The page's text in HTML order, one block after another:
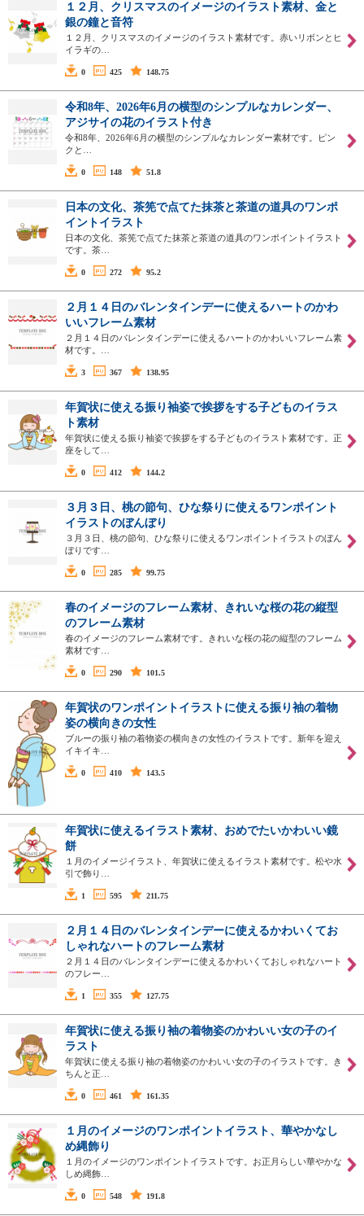
１２月、クリスマスのイメージのイラスト素材、金と
銀の鐘と音符
１２月、クリスマスのイメージのイラスト素材です。赤いリボンとヒ
イラギの…
0 425 148.75
令和8年、2026年6月の横型のシンプルなカレンダー、
アジサイの花のイラスト付き
令和8年、2026年6月の横型のシンプルなカレンダー素材です。ピン
クと…
0 148 51.8
日本の文化、茶筅で点てた抹茶と茶道の道具のワンポ
イントイラスト
日本の文化、茶筅で点てた抹茶と茶道の道具のワンポイントイラスト
です。茶…
0 272 95.2
２月１４日のバレンタインデーに使えるハートのかわ
いいフレーム素材
２月１４日のバレンタインデーに使えるハートのかわいいフレーム素
材です。…
3 367 138.95
年賀状に使える振り袖姿で挨拶をする子どものイラス
ト素材
年賀状に使える振り袖姿で挨拶をする子どものイラスト素材です。正
座をして…
0 412 144.2
３月３日、桃の節句、ひな祭りに使えるワンポイント
イラストのぼんぼり
３月３日、桃の節句、ひな祭りに使えるワンポイントイラストのぼん
ぼりです…
0 285 99.75
春のイメージのフレーム素材、きれいな桜の花の縦型
のフレーム素材
春のイメージのフレーム素材です。きれいな桜の花の縦型のフレーム
素材です…
0 290 101.5
年賀状のワンポイントイラストに使える振り袖の着物
姿の横向きの女性
ブルーの振り袖の着物姿の横向きの女性のイラストです。新年を迎え
イキイキ…
0 410 143.5
年賀状に使えるイラスト素材、おめでたいかわいい鏡
餅
１月のイメージイラスト、年賀状に使えるイラスト素材です。松や水
引で飾り…
1 595 211.75
２月１４日のバレンタインデーに使えるかわいくてお
しゃれなハートのフレーム素材
２月１４日のバレンタインデーに使えるかわいくておしゃれなハート
のフレー…
1 355 127.75
年賀状に使える振り袖の着物姿のかわいい女の子のイ
ラスト
年賀状に使える振り袖の着物姿のかわいい女の子のイラストです。き
ちんと正…
0 461 161.35
１月のイメージのワンポイントイラスト、華やかなし
め縄飾り
１月のイメージのワンポイントイラストです。お正月らしい華やかな
しめ縄飾…
0 548 191.8